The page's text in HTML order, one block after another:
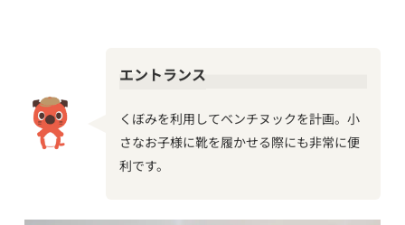
エントランス
くぼみを利用してベンチヌックを計画。小
さなお子様に靴を履かせる際にも非常に便
利です。